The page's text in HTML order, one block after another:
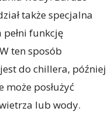
także specjalna
funkcję
ten sposób
do chillera, później
posłużyć
lub wody.